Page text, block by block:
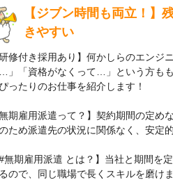
【ジブン時間も両立！】
きやすい
研修付き採用あり】何かしらのエン
」「資格がなくって…」という方も
ったりのお仕事を紹介します！
無期雇用派遣って？】契約期間の定め
ため派遣先の状況に関係なく、安定
#無期雇用派遣 とは？】当社と期間を
ので、同じ職場で長くスキルを磨け